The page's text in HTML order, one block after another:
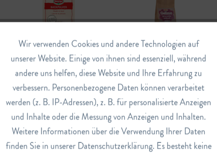
Backpulver Ohne Phosphat
CHF 1.50
Gelimo
CHF 19.80
In den
Funktionale Aktiv
Marketing Inaktiv
Tracking Inaktiv
Service Inaktiv
Wir verwenden Cookies und andere Technologien auf
unserer Website. Einige von ihnen sind essenziell, während
andere uns helfen, diese Website und Ihre Erfahrung zu
verbessern. Personenbezogene Daten können verarbeitet
werden (z. B. IP-Adressen), z. B. für personalisierte Anzeigen
und Inhalte oder die Messung von Anzeigen und Inhalten.
Weitere Informationen über die Verwendung Ihrer Daten
finden Sie in unserer Datenschutzerklärung. Es besteht keine